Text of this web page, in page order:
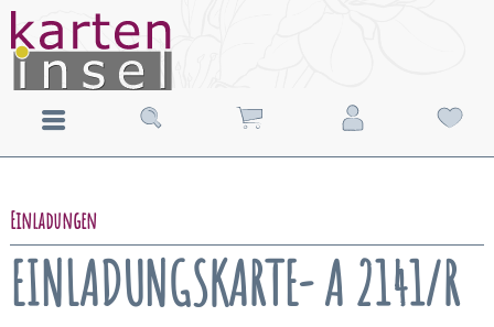
Einladungen
EINLADUNGSKARTE- A 2141/R